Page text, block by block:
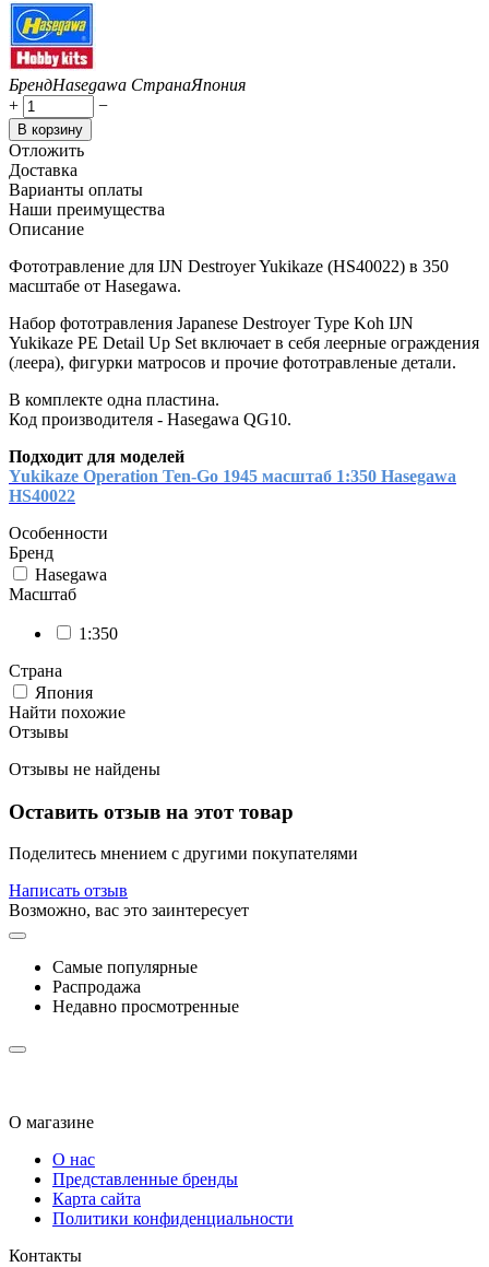
БрендHasegawa СтранаЯпония
+
−
В корзину
Отложить
Доставка
Варианты оплаты
Наши преимущества
Описание
Фототравление для IJN Destroyer Yukikaze (HS40022) в 350
масштабе от Hasegawa.
Набор фототравления Japanese Destroyer Type Koh IJN
Yukikaze PE Detail Up Set включает в себя леерные ограждения
(леера), фигурки матросов и прочие фототравленые детали.
В комплекте одна пластина.
Код производителя - Hasegawa QG10.
Подходит для моделей
Yukikaze Operation Ten-Go 1945 масштаб 1:350 Hasegawa
HS40022
Особенности
Бренд
Hasegawa
Масштаб
1:350
Страна
Япония
Найти похожие
Отзывы
Отзывы не найдены
Оставить отзыв на этот товар
Поделитесь мнением с другими покупателями
Написать отзыв
Возможно, вас это заинтересует
Самые популярные
Распродажа
Недавно просмотренные
О магазине
О нас
Представленные бренды
Карта сайта
Политики конфиденциальности
Контакты